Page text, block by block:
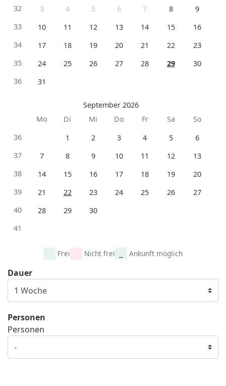
32
3 4 5 6 7 8
9
33
10 11 12 13 14 15
16
34
17 18 19 20 21 22
23
35
24 25 26 27 28 29
30
36
31
September 2026
Mo
Di Mi Do Fr Sa
So
36
1 2 3 4 5
6
37
7 8 9 10 11 12
13
38
14 15 16 17 18 19
20
39
21 22 23 24 25 26
27
40
28 29
30
41
Frei Nicht frei Ankunft möglich
Dauer
Personen
Personen